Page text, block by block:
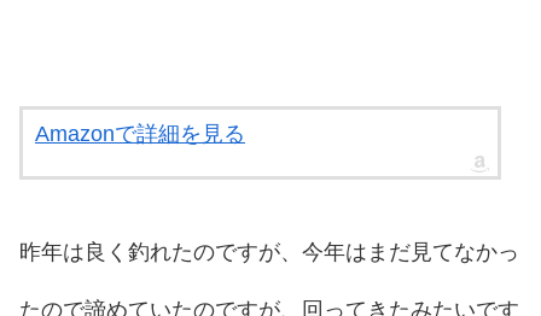
Amazonで詳細を見る
昨年は良く釣れたのですが、今年はまだ見てなかっ
たので諦めていたのですが、回ってきたみたいです